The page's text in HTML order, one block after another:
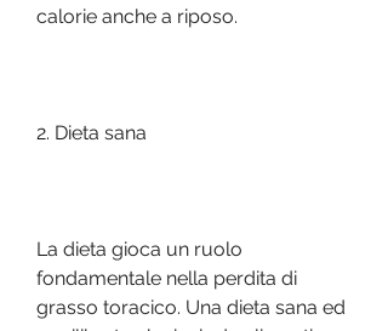
calorie anche a riposo.
2. Dieta sana
La dieta gioca un ruolo
fondamentale nella perdita di
grasso toracico. Una dieta sana ed